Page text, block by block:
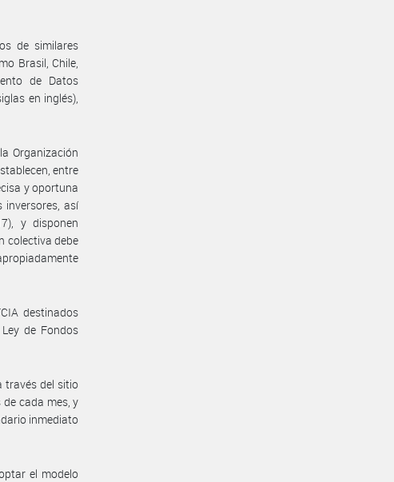
de similares
Brasil, Chile,
de Datos
en inglés),
Organización
entre
y oportuna
así
y disponen
colectiva debe
destinados
de Fondos
través del sitio
cada mes, y
inmediato
el modelo